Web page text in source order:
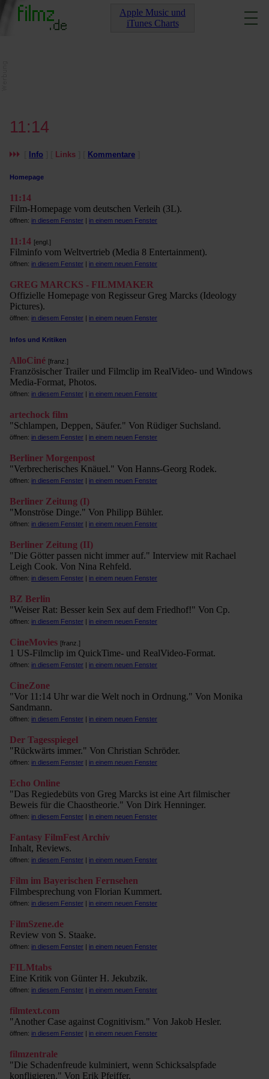
Apple Music und
iTunes Charts
11:14
Info Links Kommentare
Homepage
11:14
Film-Homepage vom deutschen Verleih (3L).
öffnen: in diesem Fenster | in einem neuen Fenster
11:14 [engl.]
Filminfo vom Weltvertrieb (Media 8 Entertainment).
öffnen: in diesem Fenster | in einem neuen Fenster
GREG MARCKS - FILMMAKER
Offizielle Homepage von Regisseur Greg Marcks (Ideology
Pictures).
öffnen: in diesem Fenster | in einem neuen Fenster
Infos und Kritiken
AlloCiné [franz.]
Französischer Trailer und Filmclip im RealVideo- und Windows
Media-Format, Photos.
öffnen: in diesem Fenster | in einem neuen Fenster
artechock film
"Schlampen, Deppen, Säufer." Von Rüdiger Suchsland.
öffnen: in diesem Fenster | in einem neuen Fenster
Berliner Morgenpost
"Verbrecherisches Knäuel." Von Hanns-Georg Rodek.
öffnen: in diesem Fenster | in einem neuen Fenster
Berliner Zeitung (I)
"Monströse Dinge." Von Philipp Bühler.
öffnen: in diesem Fenster | in einem neuen Fenster
Berliner Zeitung (II)
"Die Götter passen nicht immer auf." Interview mit Rachael
Leigh Cook. Von Nina Rehfeld.
öffnen: in diesem Fenster | in einem neuen Fenster
BZ Berlin
"Weiser Rat: Besser kein Sex auf dem Friedhof!" Von Cp.
öffnen: in diesem Fenster | in einem neuen Fenster
CineMovies [franz.]
1 US-Filmclip im QuickTime- und RealVideo-Format.
öffnen: in diesem Fenster | in einem neuen Fenster
CineZone
"Vor 11:14 Uhr war die Welt noch in Ordnung." Von Monika
Sandmann.
öffnen: in diesem Fenster | in einem neuen Fenster
Der Tagesspiegel
"Rückwärts immer." Von Christian Schröder.
öffnen: in diesem Fenster | in einem neuen Fenster
Echo Online
"Das Regiedebüts von Greg Marcks ist eine Art filmischer
Beweis für die Chaostheorie." Von Dirk Henninger.
öffnen: in diesem Fenster | in einem neuen Fenster
Fantasy FilmFest Archiv
Inhalt, Reviews.
öffnen: in diesem Fenster | in einem neuen Fenster
Film im Bayerischen Fernsehen
Filmbesprechung von Florian Kummert.
öffnen: in diesem Fenster | in einem neuen Fenster
FilmSzene.de
Review von S. Staake.
öffnen: in diesem Fenster | in einem neuen Fenster
FILMtabs
Eine Kritik von Günter H. Jekubzik.
öffnen: in diesem Fenster | in einem neuen Fenster
filmtext.com
"Another Case against Cognitivism." Von Jakob Hesler.
öffnen: in diesem Fenster | in einem neuen Fenster
filmzentrale
"Die Schadenfreude kulminiert, wenn Schicksalspfade
konfligieren." Von Erik Pfeiffer.